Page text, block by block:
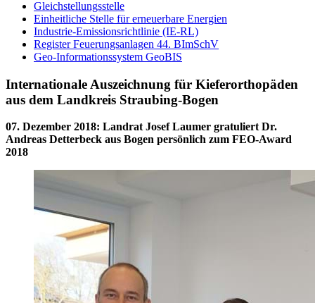
Gleichstellungsstelle
Einheitliche Stelle für erneuerbare Energien
Industrie-Emissionsrichtlinie (IE-RL)
Register Feuerungsanlagen 44. BImSchV
Geo-Informationssystem GeoBIS
Internationale Auszeichnung für Kieferorthopäden
aus dem Landkreis Straubing-Bogen
07. Dezember 2018: Landrat Josef Laumer gratuliert Dr.
Andreas Detterbeck aus Bogen persönlich zum FEO-Award
2018